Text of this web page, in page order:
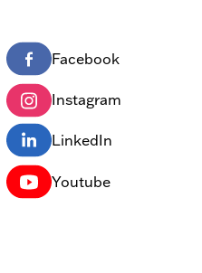
Facebook
Instagram
LinkedIn
Youtube